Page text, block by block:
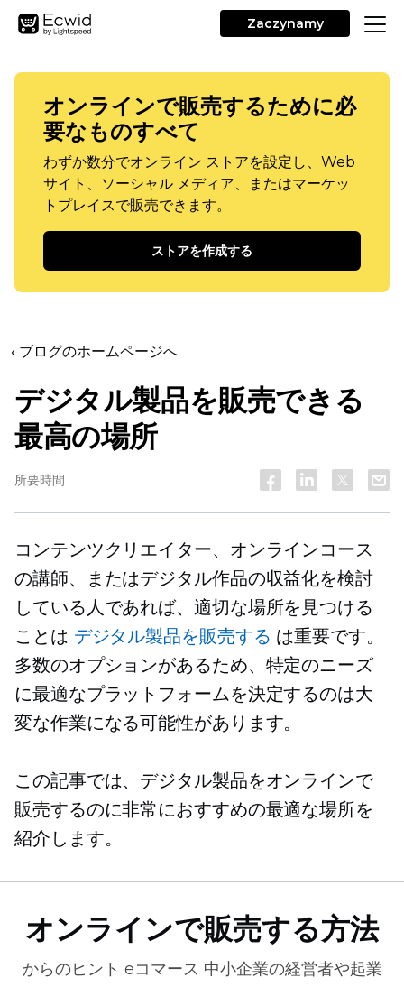
Zaczynamy
オンラインで販売するために必
要なものすべて
わずか数分でオンライン ストアを設定し、Web
サイト、ソーシャル メディア、またはマーケッ
トプレイスで販売できます。
ストアを作成する
‹ ブログのホームページへ
デジタル製品を販売できる
最高の場所
所要時間
コンテンツクリエイター、オンラインコース
の講師、またはデジタル作品の収益化を検討
している人であれば、適切な場所を見つける
ことは デジタル製品を販売する は重要です。
多数のオプションがあるため、特定のニーズ
に最適なプラットフォームを決定するのは大
変な作業になる可能性があります。
この記事では、デジタル製品をオンラインで
販売するのに非常におすすめの最適な場所を
紹介します。
オンラインで販売する方法
からのヒント eコマース 中小企業の経営者や起業